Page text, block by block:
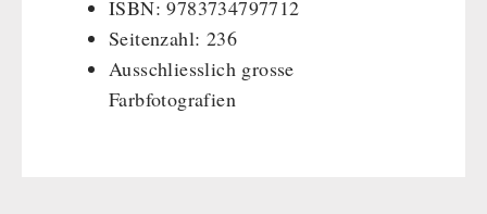
ISBN: 9783734797712
Seitenzahl: 236
Ausschliesslich grosse
Farbfotografien